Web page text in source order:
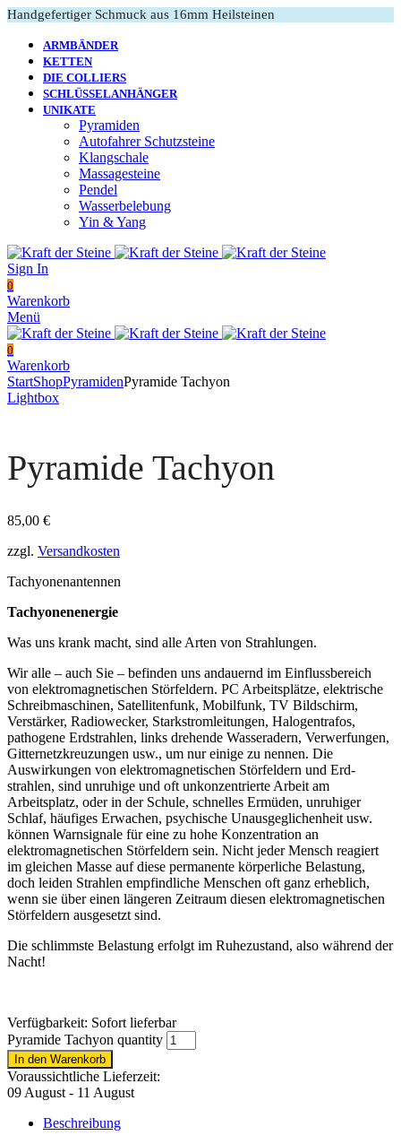
Handgefertiger Schmuck aus 16mm Heilsteinen
ARMBÄNDER
KETTEN
DIE COLLIERS
SCHLÜSSELANHÄNGER
UNIKATE
Pyramiden
Autofahrer Schutzsteine
Klangschale
Massagesteine
Pendel
Wasserbelebung
Yin & Yang
Sign In
0
Warenkorb
Menü
0
Warenkorb
StartShopPyramidenPyramide Tachyon
Lightbox
Pyramide Tachyon
85,00 €
zzgl. Versandkosten
Tachyonenantennen
Tachyonenenergie
Was uns krank macht, sind alle Arten von Strahlungen.
Wir alle – auch Sie – befinden uns andauernd im Einflussbereich
von elektromagnetischen Störfeldern. PC Arbeitsplätze, elektrische
Schreibmaschinen, Satellitenfunk, Mobilfunk, TV Bildschirm,
Verstärker, Radiowecker, Starkstromleitungen, Halogentrafos,
pathogene Erdstrahlen, links drehende Wasseradern, Verwerfungen,
Gitter­netzkreuzungen usw., um nur einige zu nennen. Die
Auswirkungen von elektromagnetischen Störfeldern und Erd­
strahlen, sind unruhige und oft unkonzentrierte Arbeit am
Arbeitsplatz, oder in der Schule, schnelles Ermüden, unruhiger
Schlaf, häufiges Erwachen, psychische Unausgeglichenheit usw.
können Warnsignale für eine zu hohe Konzentration an
elektromagnetischen Störfeldern sein. Nicht jeder Mensch reagiert
im gleichen Masse auf diese permanente körperliche Belastung,
doch leiden Strahlen empfindliche Menschen oft ganz erheblich,
wenn sie über einen längeren Zeitraum diesen elektromagnetischen
Störfeldern ausgesetzt sind.
Die schlimmste Belastung erfolgt im Ruhezustand, also während der
Nacht!
Verfügbarkeit: Sofort lieferbar
Pyramide Tachyon quantity
In den Warenkorb
Voraussichtliche Lieferzeit:
09 August - 11 August
Beschreibung